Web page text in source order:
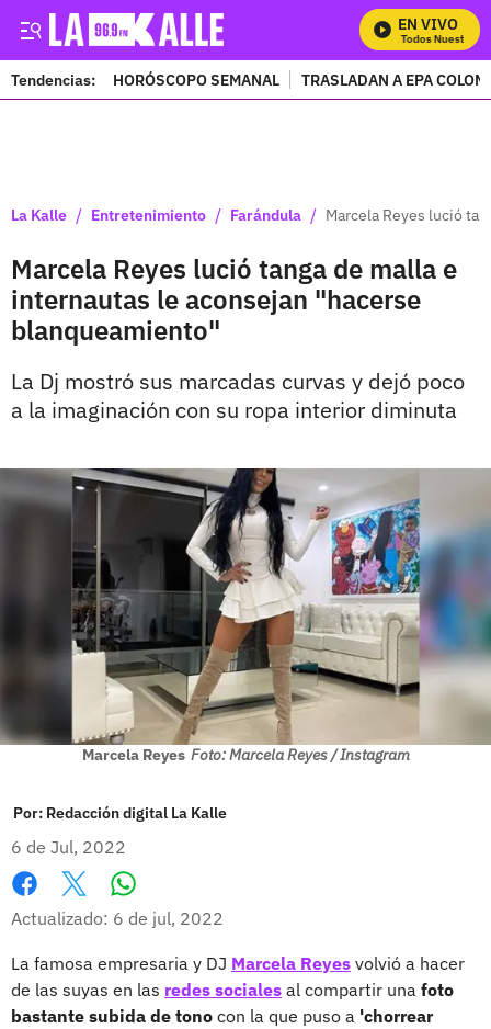
EN VIVO
Mira Todos Nuestros
Tendencias: HORÓSCOPO SEMANAL TRASLADAN A EPA
La Kalle / Entretenimiento / Farándula / Marcela Reyes lució
Marcela Reyes lució tanga de malla e
internautas le aconsejan "hacerse
blanqueamiento"
La Dj mostró sus marcadas curvas y dejó poco
a la imaginación con su ropa interior diminuta
Marcela Reyes Foto: Marcela Reyes / Instagram
Por: Redacción digital La Kalle
6 de Jul, 2022
Facebook
X
Actualizado: 6 de jul, 2022
La famosa empresaria y DJ Marcela Reyes volvió a hacer
de las suyas en las redes sociales al compartir una foto
bastante subida de tono con la que puso a 'chorrear